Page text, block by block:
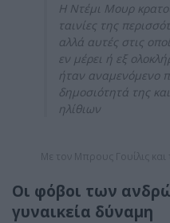
Η Ντέμι Μουρ
ταινίες της
αλλά αυτές στις
εν μέρει ή εξ
ήταν αναμενόμενο
δημοσιότητά της
ηλίθιων
Με τον Μπρους Γουίλις και
Οι φόβοι των
γυναικεία δύναμη